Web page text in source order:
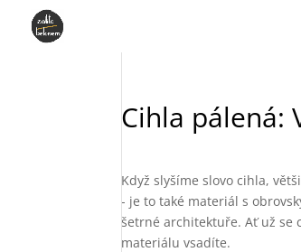
Cihla pálená:
Když slyšíme slovo cihla,
- je to také materiál s
šetrné architektuře. Ať už se
materiálu vsadíte.